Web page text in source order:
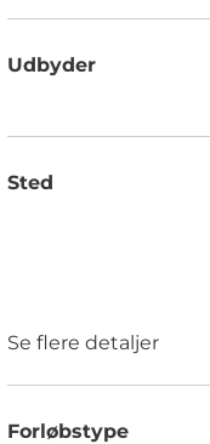
Udbyder
Sted
Se flere detaljer
Forløbstype